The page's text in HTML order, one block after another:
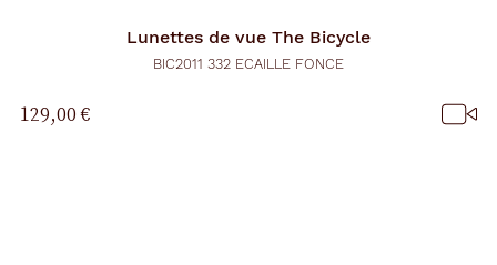
Lunettes de vue The Bicycle
BIC2011 332 ECAILLE FONCE
129,00 €